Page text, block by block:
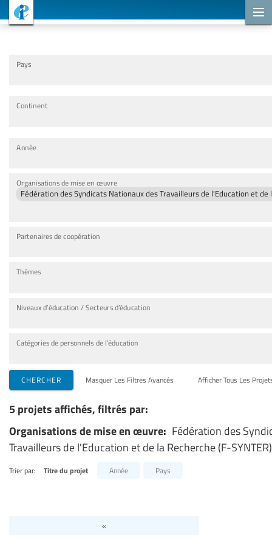
Pays
Continent
Année
Organisations de mise en œuvre
Fédération des Syndicats Nationaux des Travailleurs de l'Education et de
Partenaires de coopération
Thèmes
Niveaux d’éducation / Secteurs d’éducation
Catégories de personnels de l’éducation
CHERCHER Masquer Les Filtres Avancés Afficher Tous Les
5 projets affichés, filtrés par:
Organisations de mise en œuvre: Fédération des
Travailleurs de l'Education et de la Recherche (F-SYNTER)
Trier par: Titre du projet Année Pays
«